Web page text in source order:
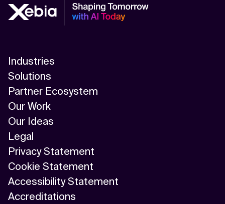
Industries
Solutions
Partner Ecosystem
Our Work
Our Ideas
Legal
Privacy Statement
Cookie Statement
Accessibility Statement
Accreditations